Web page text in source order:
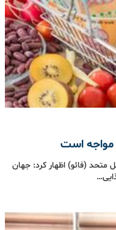
مواجه است
متحد (فائو) اظهار کرد: جهان